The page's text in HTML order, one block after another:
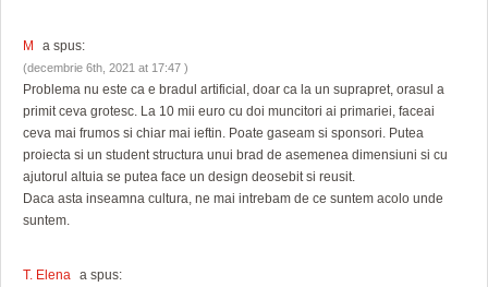
M a spus:
(decembrie 6th, 2021 at 17:47 )
Problema nu este ca e bradul artificial, doar ca la un suprapret, orasul a
primit ceva grotesc. La 10 mii euro cu doi muncitori ai primariei, faceai
ceva mai frumos si chiar mai ieftin. Poate gaseam si sponsori. Putea
proiecta si un student structura unui brad de asemenea dimensiuni si cu
ajutorul altuia se putea face un design deosebit si reusit.
Daca asta inseamna cultura, ne mai intrebam de ce suntem acolo unde
suntem.
T. Elena a spus: